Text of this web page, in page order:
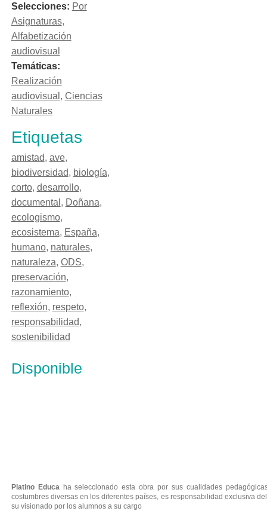
Selecciones: Por
Asignaturas,
Alfabetización
audiovisual
Temáticas:
Realización
audiovisual , Ciencias
Naturales
Etiquetas
amistad, ave,
biodiversidad, biología,
corto, desarrollo,
documental , Doñana,
ecologismo,
ecosistema, España,
humano, naturales,
naturaleza, ODS,
preservación,
razonamiento,
reflexión, respeto,
responsabilidad,
sostenibilidad
Disponible
Platino Educaha seleccionado esta obra por sus cualidades
costumbres diversas en los diferentes países, es responsabilidad exclusiva
su visionado por los alumnos a su cargo